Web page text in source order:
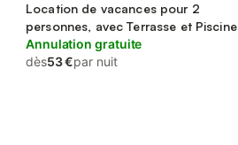
Location de vacances pour 2
personnes, avec Terrasse et Piscine
Annulation gratuite
dès53 €par nuit